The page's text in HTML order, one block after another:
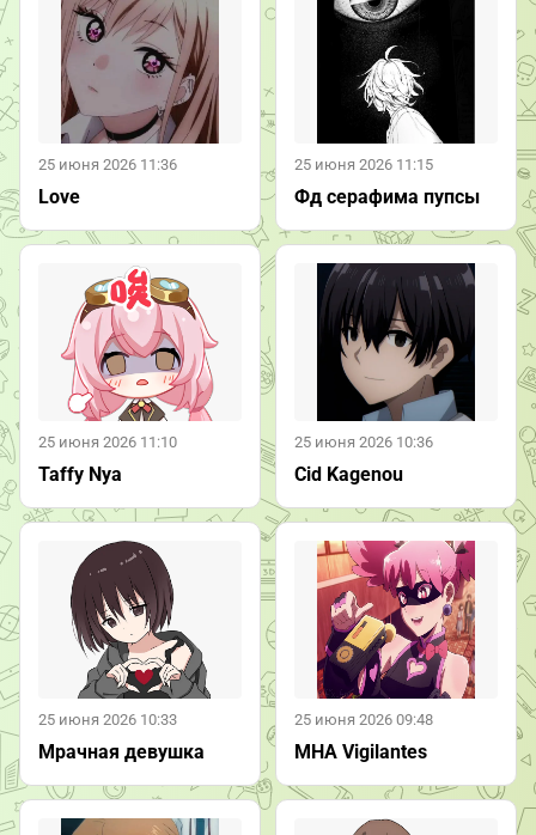
25 июня 2026 11:36
Love
25 июня 2026 11:15
Фд серафима пупсы
25 июня 2026 11:10
Taffy Nya
25 июня 2026 10:36
Cid Kagenou
25 июня 2026 10:33
Мрачная девушка
25 июня 2026 09:48
MHA Vigilantes